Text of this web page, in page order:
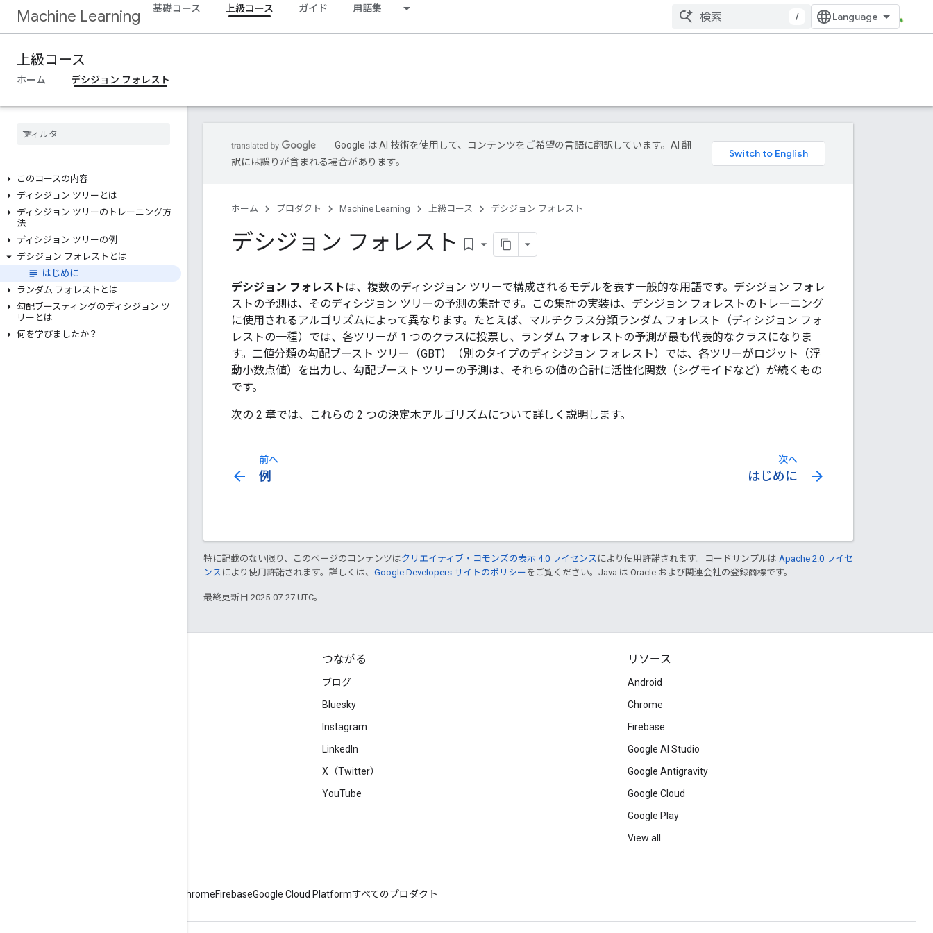
Machine Learning 基礎コース 上級コース ガイド 用語集
/
上級コース
ホーム デシジョン フォレスト
このコースの内容
ディシジョン ツリーとは
ディシジョン ツリーのトレーニング方
法
ディシジョン ツリーの例
デシジョン フォレストとは
はじめに
ランダム フォレストとは
勾配ブースティングのディシジョン ツ
リーとは
何を学びましたか？
Google は AI 技術を使用して、コンテンツをご希望の言語に翻訳しています。AI 翻
訳には誤りが含まれる場合があります。
ホーム プロダクト Machine Learning 上級コース デシジョン フォレスト
デシジョン フォレスト bookmark_border
デシジョン フォレストは、複数のディシジョン ツリーで構成されるモデルを表す一般的な用語です。デシジョン フォレ
ストの予測は、そのディシジョン ツリーの予測の集計です。この集計の実装は、デシジョン フォレストのトレーニング
に使用されるアルゴリズムによって異なります。たとえば、マルチクラス分類ランダム フォレスト（ディシジョン フォ
レストの一種）では、各ツリーが 1 つのクラスに投票し、ランダム フォレストの予測が最も代表的なクラスになりま
す。二値分類の勾配ブースト ツリー（GBT）（別のタイプのディシジョン フォレスト）では、各ツリーがロジット（浮
動小数点値）を出力し、勾配ブースト ツリーの予測は、それらの値の合計に活性化関数（シグモイドなど）が続くもの
です。
次の 2 章では、これらの 2 つの決定木アルゴリズムについて詳しく説明します。
前へ
arrow_back 例
次へ
はじめに arrow_forward
特に記載のない限り、このページのコンテンツはクリエイティブ・コモンズの表示 4.0 ライセンス により使用許諾されます。コードサンプルは Apache 2.0 ライセ
ンス により使用許諾されます。詳しくは、 Google Developers サイトのポリシー をご覧ください。Java は Oracle および関連会社の登録商標です。
最終更新日 2025-07-27 UTC。
つながる
ブログ
Bluesky
Instagram
LinkedIn
X（Twitter）
YouTube
リソース
Android
Chrome
Firebase
Google AI Studio
Google Antigravity
Google Cloud
Google Play
View all
ChromeFirebaseGoogle Cloud Platformすべてのプロダクト